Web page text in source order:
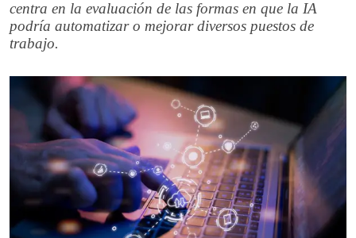
centra en la evaluación de las formas en que la IA
podría automatizar o mejorar diversos puestos de
trabajo.